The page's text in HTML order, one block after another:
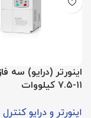
اینورتر (درایو) سه
۱۱-۷.۵ کیلووات
اینورتر و درایو